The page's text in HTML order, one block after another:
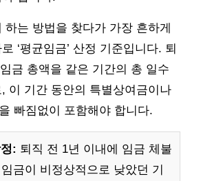
는 방법을 찾다가 가장 흔하게
‘평균임금’ 산정 기준입니다. 퇴
금 총액을 같은 기간의 총 일수
이 기간 동안의 특별상여금이나
빠짐없이 포함해야 합니다.
: 퇴직 전 1년 이내에 임금 체불
금이 비정상적으로 낮았던 기